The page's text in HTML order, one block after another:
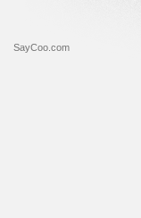
SayCoo.com